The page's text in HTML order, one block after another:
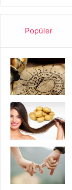
Popüler